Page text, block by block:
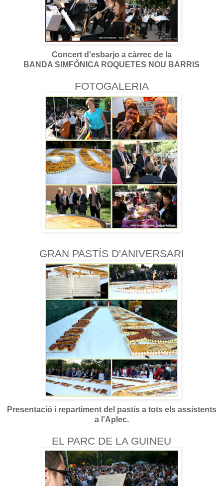
Concert d'esbarjo a càrrec de la
BANDA SIMFÒNICA ROQUETES NOU BARRIS
FOTOGALERIA
GRAN PASTÍS D'ANIVERSARI
Presentació i repartiment del pastís a tots els assistents
a l'Aplec.
EL PARC DE LA GUINEU